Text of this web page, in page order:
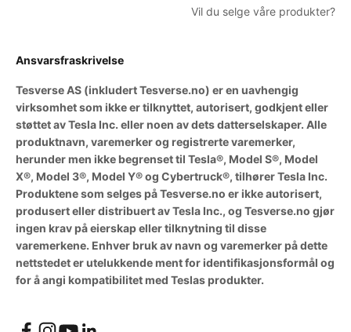
Vil du selge våre produkter?
Ansvarsfraskrivelse
Tesverse AS (inkludert Tesverse.no) er en uavhengig
virksomhet som ikke er tilknyttet, autorisert, godkjent eller
støttet av Tesla Inc. eller noen av dets datterselskaper. Alle
produktnavn, varemerker og registrerte varemerker,
herunder men ikke begrenset til Tesla®, Model S®, Model
X®, Model 3®, Model Y® og Cybertruck®, tilhører Tesla Inc.
Produktene som selges på Tesverse.no er ikke autorisert,
produsert eller distribuert av Tesla Inc., og Tesverse.no gjør
ingen krav på eierskap eller tilknytning til disse
varemerkene. Enhver bruk av navn og varemerker på dette
nettstedet er utelukkende ment for identifikasjonsformål og
for å angi kompatibilitet med Teslas produkter.